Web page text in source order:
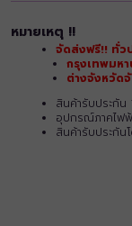
หมายเหตุ !!
จัดส่งฟรี!! ทั่ว
กรุงเทพมห
ต่างจังหวัด
สินค้ารับประกั
อุปกรณ์ภาคไฟ
สินค้ารับประกั